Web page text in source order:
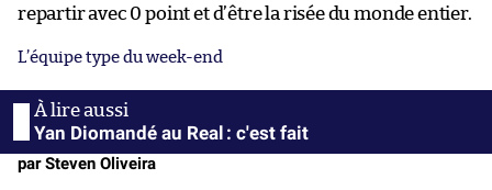
repartir avec 0 point et d’être la risée du monde entier.
L’équipe type du week-end
Yan Diomandé au Real : c'est fait
par Steven Oliveira